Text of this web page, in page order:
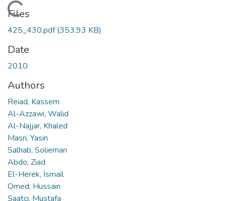
Loading...
Files
425_430.pdf(353.93 KB)
Date
2010
Authors
Reiad, Kassem
Al-Azzawi, Walid
Al-Najjar, Khaled
Masri, Yasin
Salhab, Solieman
Abdo, Ziad
El-Herek, İsmail
Omed, Hussain
Saatcı, Mustafa